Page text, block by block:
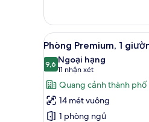
1
giường
cỡ
Xem
tất
cả
ảnh
Phòng
Premium,
11
Phòng Premium, 1
9,69,6 trên 10
Ngoại hạng
11 nhận xét
(11
nhận
xét)
Quang cảnh thành phố
14 mét vuông
1 phòng ngủ